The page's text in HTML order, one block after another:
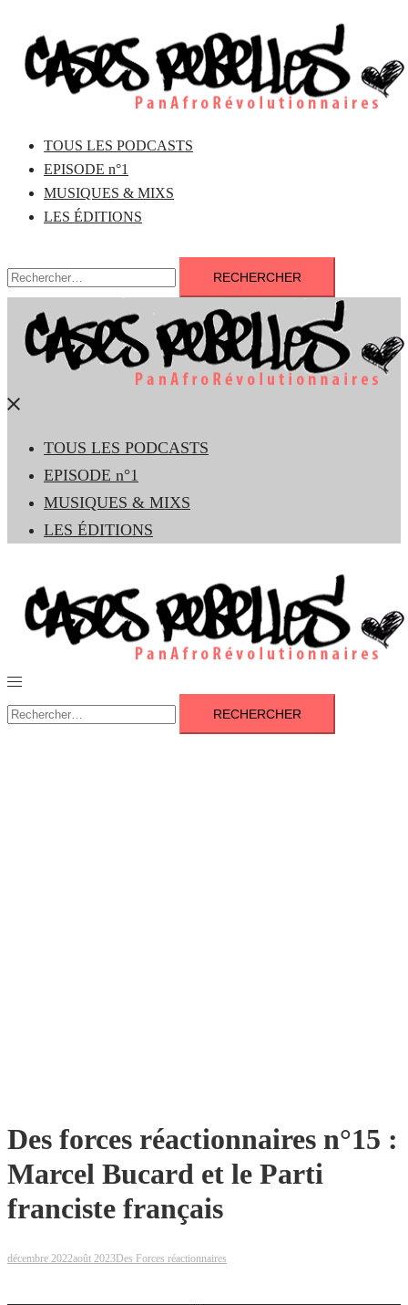
contenu
TOUS LES PODCASTS
EPISODE n°1
MUSIQUES & MIXS
LES ÉDITIONS
Rechercher :
Fermer
menu
TOUS LES PODCASTS
EPISODE n°1
MUSIQUES & MIXS
LES ÉDITIONS
Ouvrir/fermer
le
menu
Rechercher :
Des forces réactionnaires n°15 :
Marcel Bucard et le Parti
franciste français
décembre 2022août 2023 Des Forces réactionnaires